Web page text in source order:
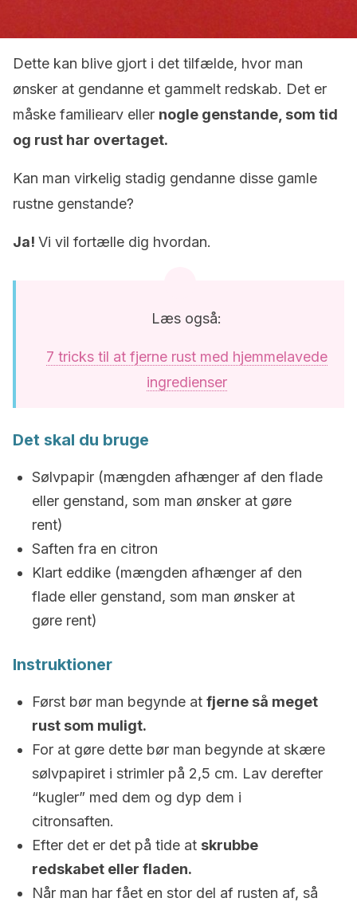
Dette kan blive gjort i det tilfælde, hvor man
ønsker at gendanne et gammelt redskab. Det er
måske familiearv eller nogle genstande, som tid
og rust har overtaget.
Kan man virkelig stadig gendanne disse gamle
rustne genstande?
Ja! Vi vil fortælle dig hvordan.
Læs også:
7 tricks til at fjerne rust med hjemmelavede
ingredienser
Det skal du bruge
Sølvpapir (mængden afhænger af den flade
eller genstand, som man ønsker at gøre
rent)
Saften fra en citron
Klart eddike (mængden afhænger af den
flade eller genstand, som man ønsker at
gøre rent)
Instruktioner
Først bør man begynde at fjerne så meget
rust som muligt.
For at gøre dette bør man begynde at skære
sølvpapiret i strimler på 2,5 cm. Lav derefter
“kugler” med dem og dyp dem i
citronsaften.
Efter det er det på tide at skrubbe
redskabet eller fladen.
Når man har fået en stor del af rusten af, så